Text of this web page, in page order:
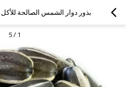
1
/
5